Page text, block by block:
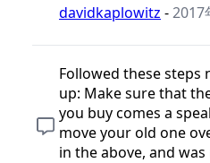
davidkaplowitz -2017
Followed these steps
up: Make sure that
you buy comes a
move your old one
in the above, and